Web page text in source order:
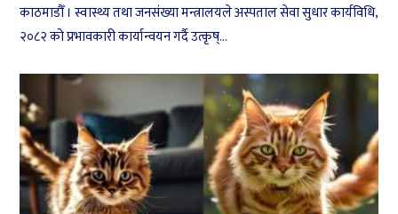
काठमाडौँ । स्वास्थ्य तथा जनसंख्या मन्त्रालयले अस्पताल सेवा सुधार कार्यविधि,
२०८२ को प्रभावकारी कार्यान्वयन गर्दै उत्कृष्...